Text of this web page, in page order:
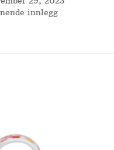
innlegg